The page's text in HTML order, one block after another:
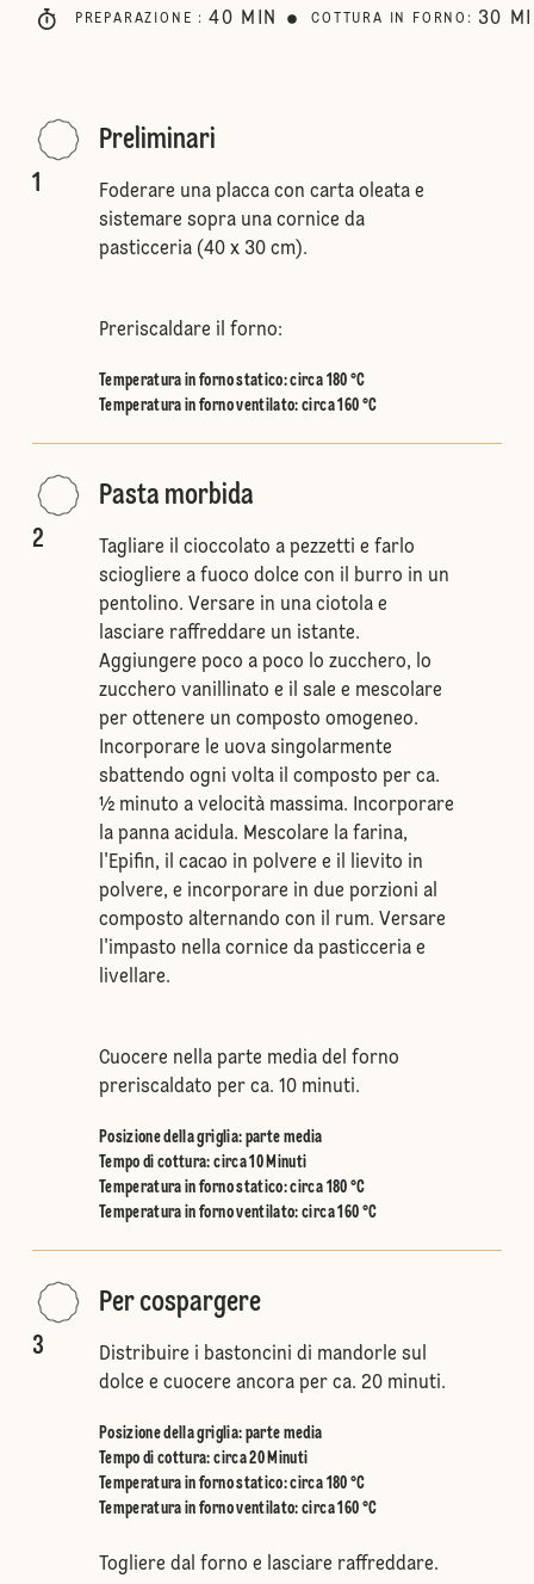
PREPARAZIONE : 40 MIN COTTURA IN FORNO : 30
1
Preliminari
Foderare una placca con carta oleata e
sistemare sopra una cornice da
pasticceria (40 x 30 cm).
Preriscaldare il forno:
Temperatura in forno statico:circa 180 °C
Temperatura in forno ventilato: circa 160 °C
2
Pasta morbida
Tagliare il cioccolato a pezzetti e farlo
sciogliere a fuoco dolce con il burro in un
pentolino. Versare in una ciotola e
lasciare raffreddare un istante.
Aggiungere poco a poco lo zucchero, lo
zucchero vanillinato e il sale e mescolare
per ottenere un composto omogeneo.
Incorporare le uova singolarmente
sbattendo ogni volta il composto per ca.
½ minuto a velocità massima. Incorporare
la panna acidula. Mescolare la farina,
l'Epifin, il cacao in polvere e il lievito in
polvere, e incorporare in due porzioni al
composto alternando con il rum. Versare
l'impasto nella cornice da pasticceria e
livellare.
Cuocere nella parte media del forno
preriscaldato per ca. 10 minuti.
Posizione della griglia: parte media
Tempo di cottura: circa 10 Minuti
Temperatura in forno statico:circa 180 °C
Temperatura in forno ventilato: circa 160 °C
3
Per cospargere
Distribuire i bastoncini di mandorle sul
dolce e cuocere ancora per ca. 20 minuti.
Posizione della griglia: parte media
Tempo di cottura: circa 20 Minuti
Temperatura in forno statico:circa 180 °C
Temperatura in forno ventilato: circa 160 °C
Togliere dal forno e lasciare raffreddare.